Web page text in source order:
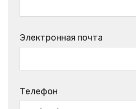
Электронная почта
Телефон